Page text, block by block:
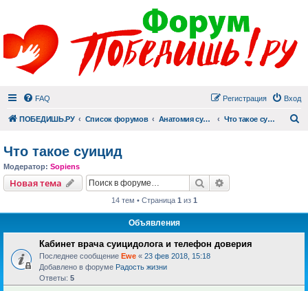
FAQ Вход
Регистрация
ПОБЕДИШЬ.РУ Список форумов Анатомия суицида Что такое суицид
Что такое суицид
Модератор: Sopiens
Новая тема Поиск
14 тем • Страница 1 из 1
Объявления
Кабинет врача суицидолога и телефон доверия
Последнее сообщение Ewe « 23 фев 2018, 15:18
Добавлено в форуме Радость жизни
Ответы: 5